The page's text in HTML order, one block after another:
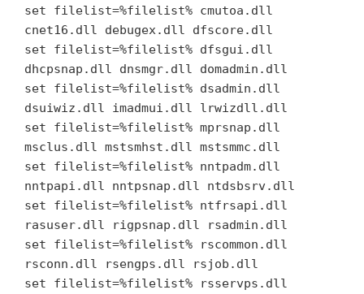
set filelist=%filelist% cmutoa.dll
cnet16.dll debugex.dll dfscore.dll
set filelist=%filelist% dfsgui.dll
dhcpsnap.dll dnsmgr.dll domadmin.dll
set filelist=%filelist% dsadmin.dll
dsuiwiz.dll imadmui.dll lrwizdll.dll
set filelist=%filelist% mprsnap.dll
msclus.dll mstsmhst.dll mstsmmc.dll
set filelist=%filelist% nntpadm.dll
nntpapi.dll nntpsnap.dll ntdsbsrv.dll
set filelist=%filelist% ntfrsapi.dll
rasuser.dll rigpsnap.dll rsadmin.dll
set filelist=%filelist% rscommon.dll
rsconn.dll rsengps.dll rsjob.dll
set filelist=%filelist% rsservps.dll